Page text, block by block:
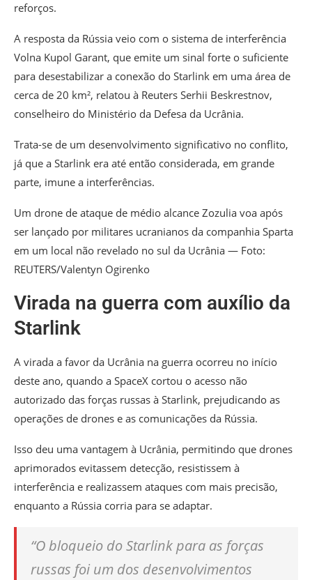
reforços.
A resposta da Rússia veio com o sistema de interferência
Volna Kupol Garant, que emite um sinal forte o suficiente
para desestabilizar a conexão do Starlink em uma área de
cerca de 20 km², relatou à Reuters Serhii Beskrestnov,
conselheiro do Ministério da Defesa da Ucrânia.
Trata-se de um desenvolvimento significativo no conflito,
já que a Starlink era até então considerada, em grande
parte, imune a interferências.
Um drone de ataque de médio alcance Zozulia voa após
ser lançado por militares ucranianos da companhia Sparta
em um local não revelado no sul da Ucrânia — Foto:
REUTERS/Valentyn Ogirenko
Virada na guerra com auxílio da
Starlink
A virada a favor da Ucrânia na guerra ocorreu no início
deste ano, quando a SpaceX cortou o acesso não
autorizado das forças russas à Starlink, prejudicando as
operações de drones e as comunicações da Rússia.
Isso deu uma vantagem à Ucrânia, permitindo que drones
aprimorados evitassem detecção, resistissem à
interferência e realizassem ataques com mais precisão,
enquanto a Rússia corria para se adaptar.
“O bloqueio do Starlink para as forças
russas foi um dos desenvolvimentos